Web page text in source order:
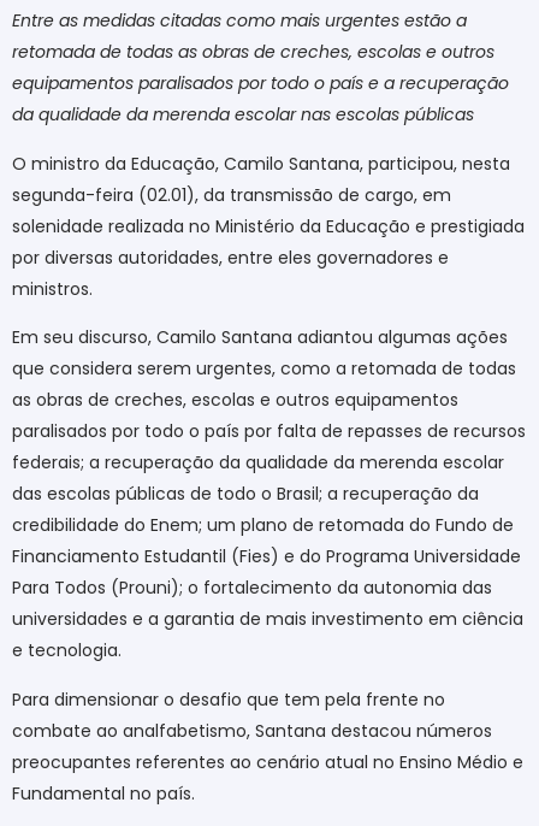
Entre as medidas citadas como mais urgentes estão a
retomada de todas as obras de creches, escolas e outros
equipamentos paralisados por todo o país e a recuperação
da qualidade da merenda escolar nas escolas públicas
O ministro da Educação, Camilo Santana, participou, nesta
segunda-feira (02.01), da transmissão de cargo, em
solenidade realizada no Ministério da Educação e prestigiada
por diversas autoridades, entre eles governadores e
ministros.
Em seu discurso, Camilo Santana adiantou algumas ações
que considera serem urgentes, como a retomada de todas
as obras de creches, escolas e outros equipamentos
paralisados por todo o país por falta de repasses de recursos
federais; a recuperação da qualidade da merenda escolar
das escolas públicas de todo o Brasil; a recuperação da
credibilidade do Enem; um plano de retomada do Fundo de
Financiamento Estudantil (Fies) e do Programa Universidade
Para Todos (Prouni); o fortalecimento da autonomia das
universidades e a garantia de mais investimento em ciência
e tecnologia.
Para dimensionar o desafio que tem pela frente no
combate ao analfabetismo, Santana destacou números
preocupantes referentes ao cenário atual no Ensino Médio e
Fundamental no país.